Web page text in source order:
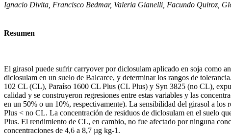
Ignacio Divita, Francisco Bedmar, Valeria Gianelli, Facundo Quiroz,
Resumen
El girasol puede sufrir carryover por diclosulam aplicado en soja como
diclosulam en un suelo de Balcarce, y determinar los rangos de
102 CL (CL), Paraíso 1600 CL Plus (CL Plus) y Syn 3825 (no CL),
calidad y se construyeron regresiones entre estas variables y las
en un 50% o un 10%, respectivamente). La sensibilidad del girasol a los
Plus < no CL. La concentración de residuos de diclosulam en el suelo
Plus. El rendimiento de CL, en cambio, no fue afectado por ninguna
concentraciones de 4,6 a 8,7 µg kg-1.